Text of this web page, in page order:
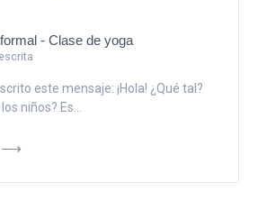
- Clase de yoga
este mensaje: ¡Hola! ¿Qué tal?
niños? Es...